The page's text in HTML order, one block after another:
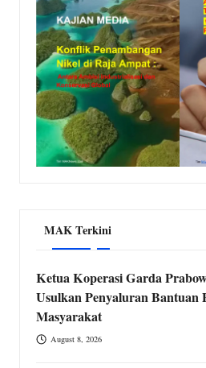
MAK Terkini
Ketua Koperasi Garda
Usulkan Penyaluran Bantuan
Masyarakat
August 8, 2026